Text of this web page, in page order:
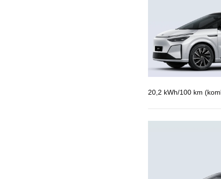
20,2 kWh/100 km